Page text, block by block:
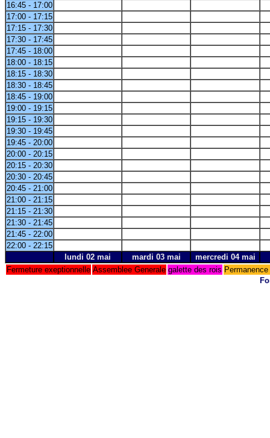
16:45 - 17:00
17:00 - 17:15
17:15 - 17:30
17:30 - 17:45
17:45 - 18:00
18:00 - 18:15
18:15 - 18:30
18:30 - 18:45
18:45 - 19:00
19:00 - 19:15
19:15 - 19:30
19:30 - 19:45
19:45 - 20:00
20:00 - 20:15
20:15 - 20:30
20:30 - 20:45
20:45 - 21:00
21:00 - 21:15
21:15 - 21:30
21:30 - 21:45
21:45 - 22:00
22:00 - 22:15
lundi 02 mai
mardi 03 mai
mercredi 04 mai
Fermeture exeptionnelle Assemblee Generale galette des rois